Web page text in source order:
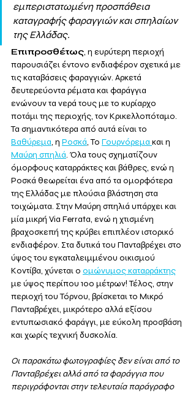
εμπεριστατωμένη προσπάθεια
καταγραφής φαραγγιών και σπηλαίων
της Ελλάδας.
Επιπροσθέτως, η ευρύτερη περιοχή
παρουσιάζει έντονο ενδιαφέρον σχετικά με
τις καταβάσεις φαραγγιών. Αρκετά
δευτερεύοντα ρέματα και φαράγγια
ενώνουν τα νερά τους με το κυρίαρχο
ποτάμι της περιοχής, τον Κρικελλοπόταμο.
Τα σημαντικότερα από αυτά είναι το
Βαθύρεμα, η Ροσκά, Το Γουρνόρεμα και η
Μαύρη σπηλιά. Όλα τους σχηματίζουν
όμορφους καταρράκτες και βάθρες, ενώ η
Ροσκά θεωρείται ένα από τα ομορφότερα
της Ελλάδας με πλούσια βλάστηση στα
τοιχώματα. Στην Μαύρη σπηλιά υπάρχει και
μία μικρή Via Ferrata, ενώ η χτισμένη
βραχοσκεπή της κρύβει επιπλέον ιστορικό
ενδιαφέρον. Στα δυτικά του Πανταβρέχει στο
ύψος του εγκαταλειμμένου οικισμού
Κοντίβα, χύνεται ο ομώνυμος καταρράκτης
με ύψος περίπου 100 μέτρων! Τέλος, στην
περιοχή του Τόρνου, βρίσκεται το Μικρό
Πανταβρέχει, μικρότερο αλλά εξίσου
εντυπωσιακό φαράγγι, με εύκολη προσβάση
και χωρίς τεχνική δυσκολία.
Οι παρακάτω φωτογραφίες δεν είναι από το
Πανταβρέχει αλλά από τα φαράγγια που
περιγράφονται στην τελευταία παράγραφο